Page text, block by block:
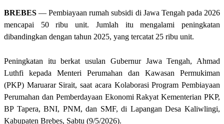
BREBES — Pembiayaan rumah subsidi di Jawa Tengah pada 2026
mencapai 50 ribu unit. Jumlah itu mengalami peningkatan
dibandingkan dengan tahun 2025, yang tercatat 25 ribu unit.
Peningkatan itu berkat usulan Gubernur Jawa Tengah, Ahmad
Luthfi kepada Menteri Perumahan dan Kawasan Permukiman
(PKP) Maruarar Sirait, saat acara Kolaborasi Program Pembiayaan
Perumahan dan Pemberdayaan Ekonomi Rakyat Kementerian PKP,
BP Tapera, BNI, PNM, dan SMF, di Lapangan Desa Kaliwlingi,
Kabupaten Brebes, Sabtu (9/5/2026).